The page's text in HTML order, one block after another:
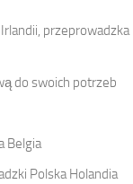
przeprowadzka
do swoich potrzeb
Belgia
Polska Holandia